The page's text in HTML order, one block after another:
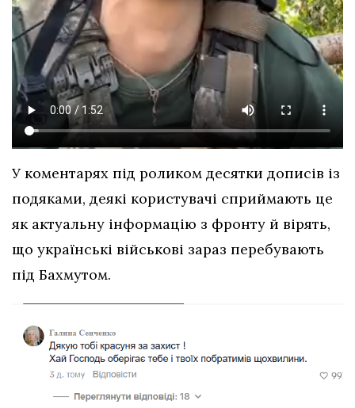
У коментарях під роликом десятки дописів із
подяками, деякі користувачі сприймають це
як актуальну інформацію з фронту й вірять,
що українські військові зараз перебувають
під Бахмутом.